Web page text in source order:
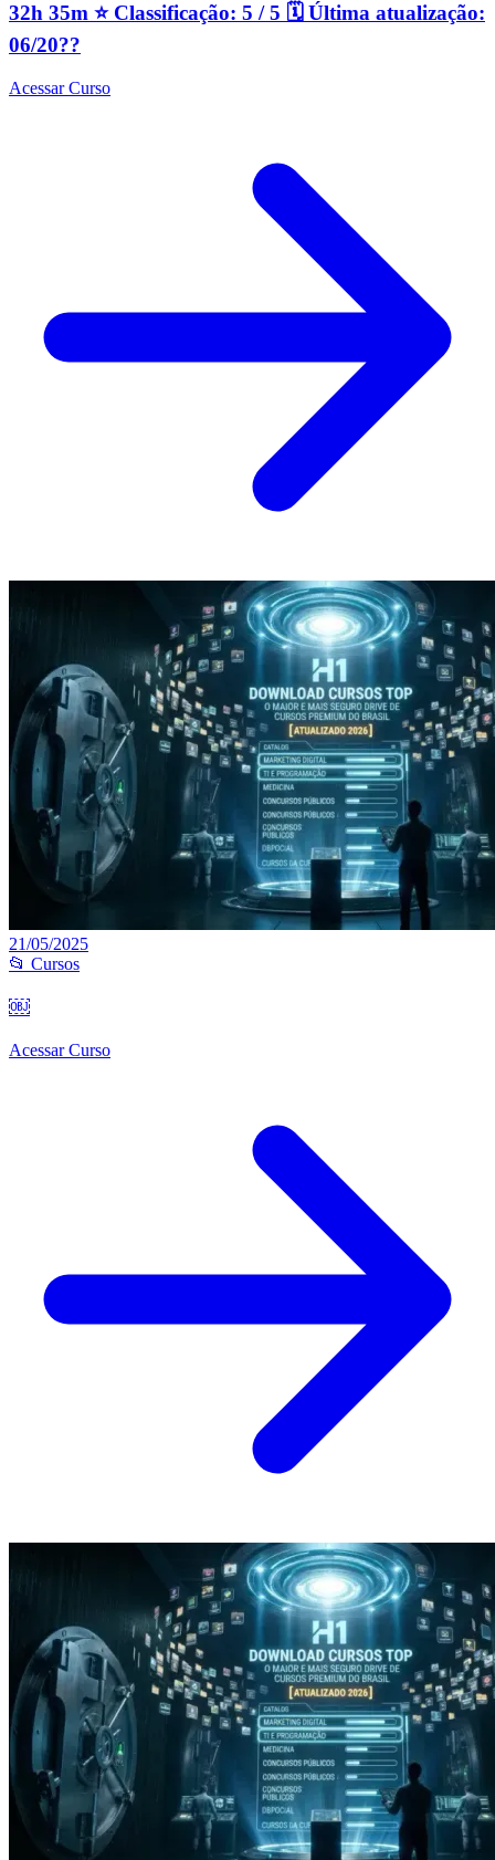
32h 35m ⭐️ Classificação: 5 / 5 🗓 Última atualização:
06/20??
Acessar Curso
21/05/2025
📂 Cursos
￼
Acessar Curso